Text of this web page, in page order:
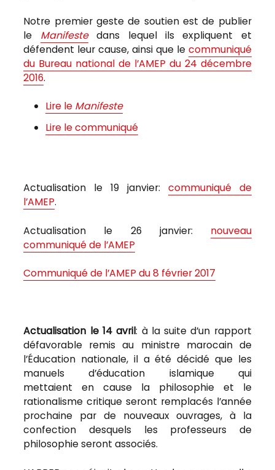
Notre premier geste de soutien est de publier
le Manifestedans lequel ils expliquent et
défendent leur cause, ainsi que le communiqué
du Bureau national de l’AMEP du 24 décembre
2016.
Lire le Manifeste
Lire le communiqué
Actualisation le 19 janvier: communiqué de
l’AMEP.
Actualisation le 26 janvier: nouveau
communiqué de l’AMEP
Communiqué de l’AMEP du 8 février 2017
Actualisation le 14 avril: à la suite d’un rapport
défavorable remis au ministre marocain de
l’Éducation nationale, il a été décidé que les
manuels d’éducation islamique qui
mettaient en cause la philosophie et le
rationalisme critique seront remplacés l’année
prochaine par de nouveaux ouvrages, à la
confection desquels les professeurs de
philosophie seront associés.